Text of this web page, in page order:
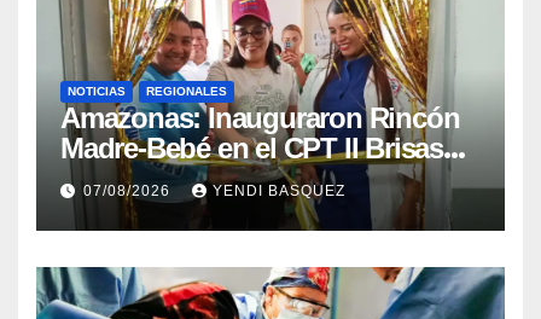
NOTICIAS REGIONALES
​Amazonas: Inauguraron Rincón
Madre-Bebé en el CPT II Brisas
del Aeropuerto ​Inauguraron
Rincón
07/08/2026 YENDI BASQUEZ